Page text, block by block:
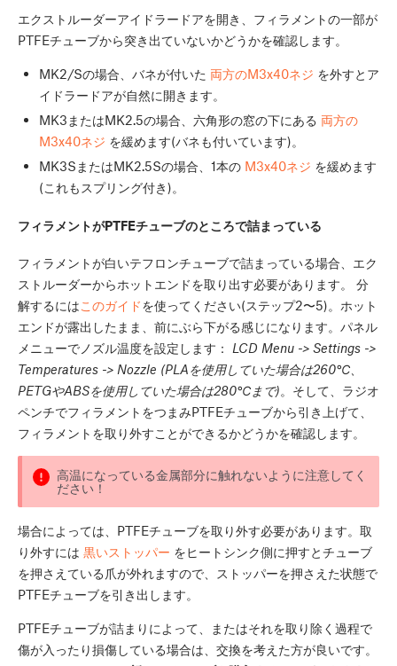
エクストルーダーアイドラードアを開き、フィラメントの一部が
PTFEチューブから突き出ていないかどうかを確認します。
MK2/Sの場合、バネが付いた 両方のM3x40ネジ を外すとア
イドラードアが自然に開きます。
MK3またはMK2.5の場合、六角形の窓の下にある 両方の
M3x40ネジ を緩めます(バネも付いています)。
MK3SまたはMK2.5Sの場合、1本の M3x40ネジ を緩めます
(これもスプリング付き)。
フィラメントがPTFEチューブのところで詰まっている
フィラメントが白いテフロンチューブで詰まっている場合、エク
ストルーダーからホットエンドを取り出す必要があります。 分
解するにはこのガイドを使ってください(ステップ2〜5)。ホット
エンドが露出したまま、前にぶら下がる感じになります。パネル
メニューでノズル温度を設定します： LCD Menu -> Settings ->
Temperatures -> Nozzle (PLAを使用していた場合は260℃、
PETGやABSを使用していた場合は280℃まで)。そして、ラジオ
ペンチでフィラメントをつまみPTFEチューブから引き上げて、
フィラメントを取り外すことができるかどうかを確認します。
高温になっている金属部分に触れないように注意してく
ださい！
場合によっては、PTFEチューブを取り外す必要があります。取
り外すには 黒いストッパー をヒートシンク側に押すとチューブ
を押さえている爪が外れますので、ストッパーを押さえた状態で
PTFEチューブを引き出します。
PTFEチューブが詰まりによって、またはそれを取り除く過程で
傷が入ったり損傷している場合は、交換を考えた方が良いです。